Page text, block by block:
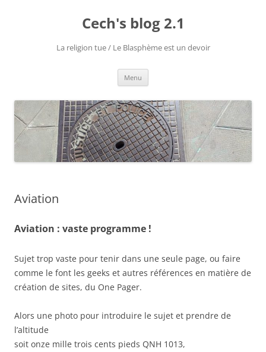
Cech's blog 2.1
La religion tue / Le Blasphème est un devoir
Menu
Aviation
Aviation : vaste programme !
Sujet trop vaste pour tenir dans une seule page, ou faire
comme le font les geeks et autres références en matière de
création de sites, du One Pager.
Alors une photo pour introduire le sujet et prendre de
l’altitude
soit onze mille trois cents pieds QNH 1013,